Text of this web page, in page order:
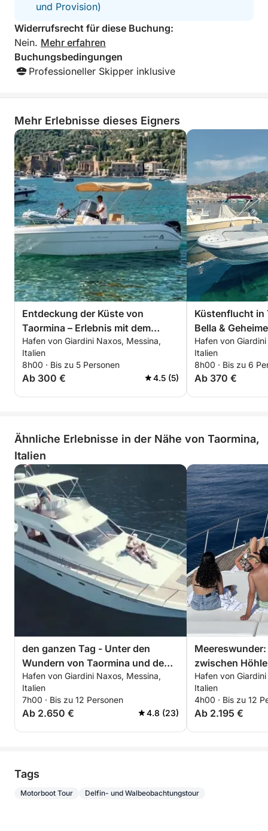
und Provision)
Widerrufsrecht für diese Buchung:
Nein. Mehr erfahren
Buchungsbedingungen
Professioneller Skipper inklusive
Mehr Erlebnisse dieses Eigners
Entdeckung der Küste von
Taormina – Erlebnis mit dem
weißen Lotusboot
Hafen von Giardini Naxos, Messina,
Italien
8h00 · Bis zu 5 Personen
Ab 300 € 4.5 (5)
Küstenflucht in
Bella &
Hafen von
Italien
8h00 · Bis zu 6
Ab 370 €
Ähnliche Erlebnisse in der Nähe von Taormina,
Italien
den ganzen Tag - Unter den
Wundern von Taormina und dem
Ätna
Hafen von Giardini Naxos, Messina,
Italien
7h00 · Bis zu 12 Personen
Ab 2.650 € 4.8 (23)
zwischen
Schnorcheln in
Hafen von
Italien
4h00 · Bis zu 12
Ab 2.195 €
Tags
Motorboot Tour Delfin- und Walbeobachtungstour